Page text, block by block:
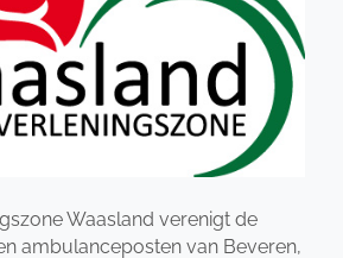
Waasland verenigt de
ambulanceposten van Beveren,